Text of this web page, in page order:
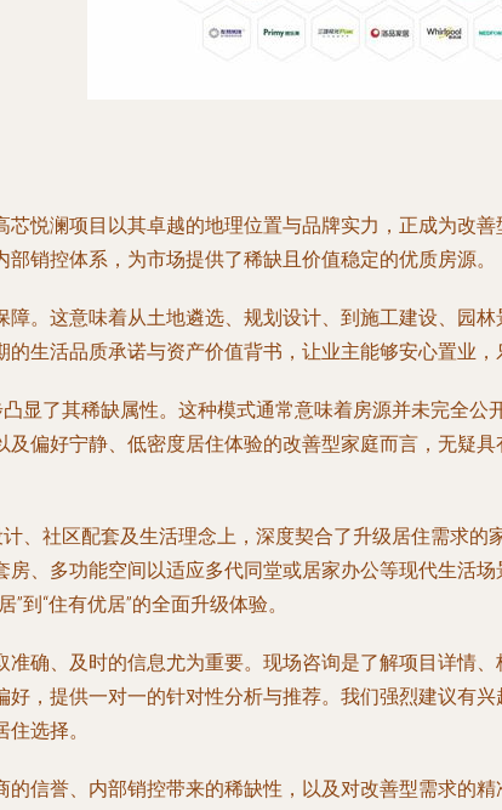
悦澜项目以其卓越的地理位置与品牌实力，正成为改
销控体系，为市场提供了稀缺且价值稳定的优质房源。
。这意味着从土地遴选、规划设计、到施工建设、园
生活品质承诺与资产价值背书，让业主能够安心置业，
显了其稀缺属性。这种模式通常意味着房源并未完全
偏好宁静、低密度居住体验的改善型家庭而言，无疑
、社区配套及生活理念上，深度契合了升级居住需求
、多功能空间以适应多代同堂或居家办公等现代生活
到“住有优居”的全面升级体验。
确、及时的信息尤为重要。 现场咨询是了解项目详情
，提供一对一的针对性分析与推荐。我们强烈建议有
选择。
信誉、内部销控带来的稀缺性，以及对改善型需求的